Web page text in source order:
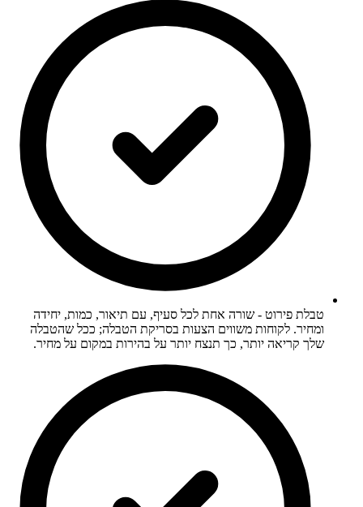
טבלת פירוט - שורה אחת לכל סעיף, עם תיאור, כמות, יחידה
ומחיר. לקוחות משווים הצעות בסריקת הטבלה; ככל שהטבלה
שלך קריאה יותר, כך תנצח יותר על בהירות במקום על מחיר.